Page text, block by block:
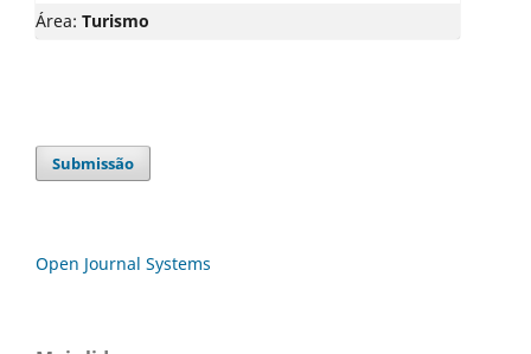
Área: Turismo
Submissão
Open Journal Systems